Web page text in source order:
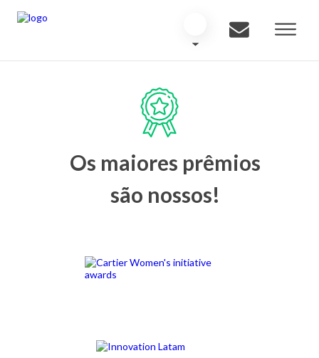
Os maiores prêmios
são nossos!